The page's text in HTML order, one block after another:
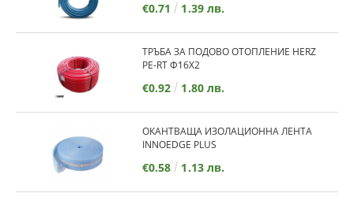
€0.71 1.39 лв.
ТРЪБА ЗА ПОДОВО ОТОПЛЕНИЕ HERZ
PE-RT Ф16Х2
€0.92 1.80 лв.
ОКАНТВАЩА ИЗОЛАЦИОННА ЛЕНТА
INNOEDGE PLUS
€0.58 1.13 лв.